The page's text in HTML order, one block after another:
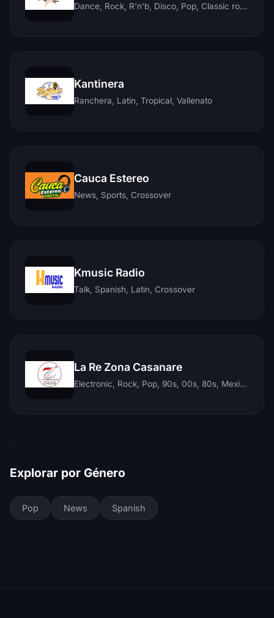
Dance, Rock, R'n'b, Disco, Pop, Classic rock, Techno, Reggae
Kantinera
Ranchera, Latin, Tropical, Vallenato
Cauca Estereo
News, Sports, Crossover
Kmusic Radio
Talk, Spanish, Latin, Crossover
La Re Zona Casanare
Electronic, Rock, Pop, 90s, 00s, 80s, Mexican, Ranchera, Reggaeton, Instrumental, Salsa, Merengue, Tropical, Romantic, Vallenato, Llanera
Explorar por Género
Pop News Spanish